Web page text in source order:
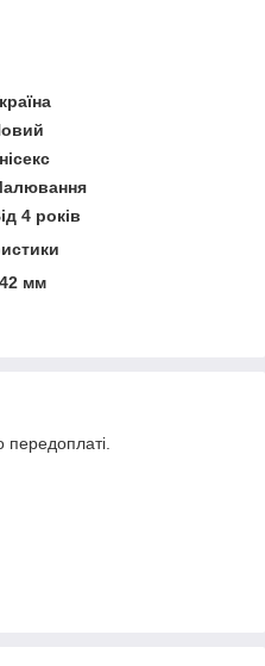
4 років
мм
передоплаті.